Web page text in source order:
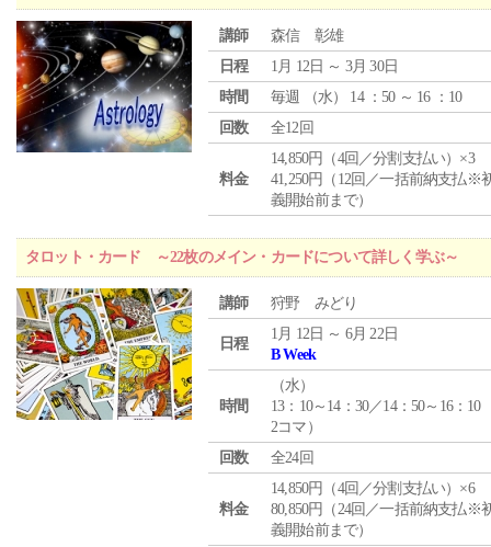
講師
森信 彰雄
日程
1月 12日 ～ 3月 30日
時間
毎週 （水） 14 ：50 ～ 16 ：10
回数
全12回
料金
14,850円（4回／分割支払い）×3
41,250円（12回／一括前納支払※
義開始前まで）
タロット・カード ～22枚のメイン・カードについて詳しく学ぶ～
講師 狩野 みどり
日程
1月 12日 ～ 6月 22日
B Week
時間
（水）
13：10～14：30／14：50～16：10
2コマ）
回数
全24回
料金
14,850円（4回／分割支払い）×6
80,850円（24回／一括前納支払※
義開始前まで）